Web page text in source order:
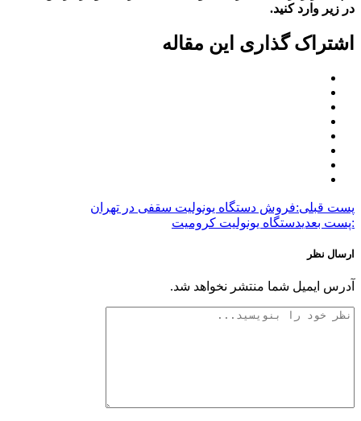
در زیر وارد کنید.
اشتراک گذاری این مقاله
پست قبلی:فروش دستگاه یونولیت سقفی در تهران
:پست بعدیدستگاه یونولیت کرومیت
ارسال نظر
آدرس ایمیل شما منتشر نخواهد شد.